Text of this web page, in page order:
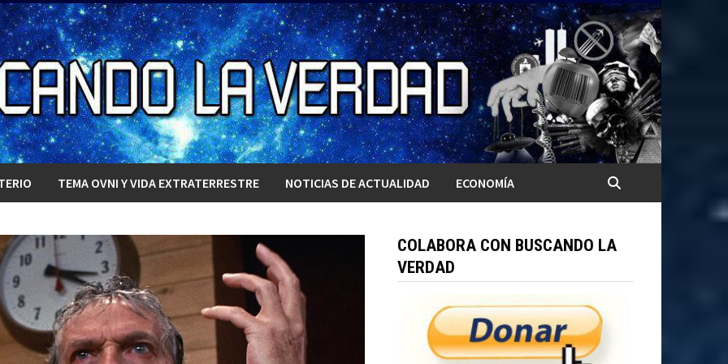
TEMA OVNI Y VIDA EXTRATERRESTRE NOTICIAS DE ACTUALIDAD ECONOMÍA
COLABORA CON BUSCANDO LA
VERDAD